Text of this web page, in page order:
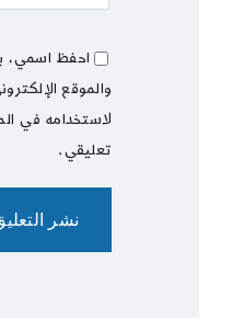
احفظ اسمي،
والموقع
لاستخدامه في
تعليقي.